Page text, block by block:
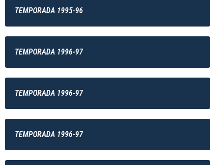
TEMPORADA 1995-96
TEMPORADA 1996-97
TEMPORADA 1996-97
TEMPORADA 1996-97